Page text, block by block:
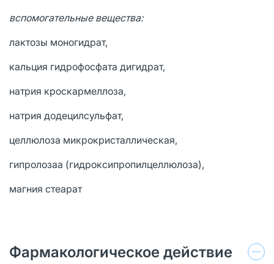
вспомогательные вещества:
лактозы моногидрат,
кальция гидрофосфата дигидрат,
натрия кроскармеллоза,
натрия додецилсульфат,
целлюлоза микрокристаллическая,
гипролозаа (гидроксипропилцеллюлоза),
магния стеарат
Фармакологическое действие